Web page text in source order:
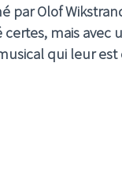
par Olof
mais avec
qui leur est